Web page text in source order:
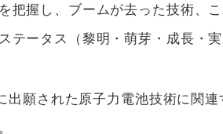
把握し、ブームが去った技術、
テータス（黎明・萌芽・成長・実
出願された原子力電池技術に関